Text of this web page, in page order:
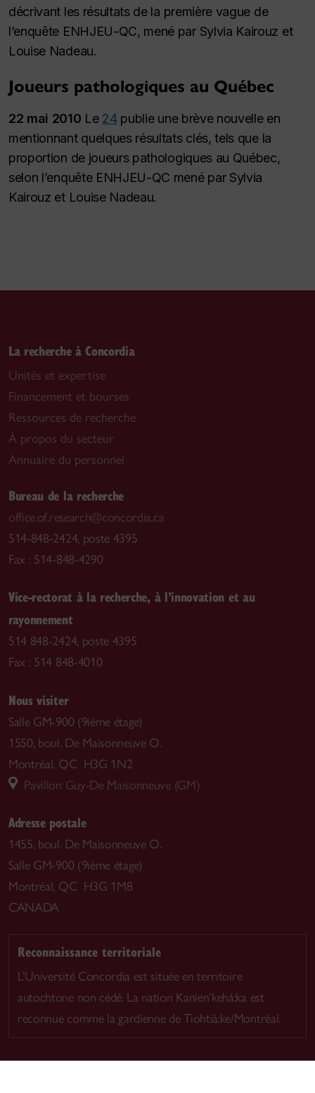
décrivant les résultats de la première vague de
l’enquête ENHJEU-QC, mené par Sylvia Kairouz et
Louise Nadeau.
Joueurs pathologiques au Québec
22 mai 2010 Le 24publie une brève nouvelle en
mentionnant quelques résultats clés, tels que la
proportion de joueurs pathologiques au Québec,
selon l’enquête ENHJEU-QC mené par Sylvia
Kairouz et Louise Nadeau.
La recherche à Concordia
Unités et expertise
Financement et bourses
Ressources de recherche
À propos du secteur
Annuaire du personnel
Bureau de la recherche
office.of.research@concordia.ca
514-848-2424, poste 4395
Fax : 514-848-4290
Vice-rectorat à la recherche, à l’innovation et au
rayonnement
514 848-2424, poste 4395
Fax : 514 848-4010
Nous visiter
Salle GM-900 (9ième étage)
1550, boul. De Maisonneuve O.
Montréal, QC H3G 1N2
Pavillon Guy-De Maisonneuve (GM)
Adresse postale
1455, boul. De Maisonneuve O.
Salle GM-900 (9ième étage)
Montréal, QC H3G 1M8
CANADA
Reconnaissance territoriale
L’Université Concordia est située en territoire
autochtone non cédé. La nation Kanien’kehá:ka est
reconnue comme la gardienne de Tiohtià:ke/Montréal.